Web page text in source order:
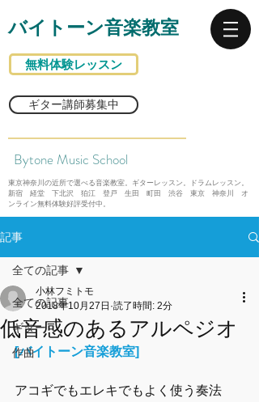
バイトーン音楽教室
無料体験レッスン
ギター講師募集中
Bytone Music School
東京神奈川の近所で選べる音楽教室。ギターレッスン。ドラムレッスン。
新宿 経堂 下北沢 狛江 登戸 生田 町田 渋谷 東京 神奈川 オ
ンライン無料体験好評受付中。
記事
全ての記事
ギター
作曲
全ての記事
低音感のあるアルペジオ
小林フミトモ
2018年10月27日 読了時間: 2分
[バイトーン音楽教室]
アコギでもエレキでもよく使う奏法